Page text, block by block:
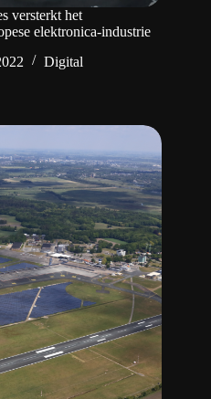
versterkt het
elektronica-industrie
Digital